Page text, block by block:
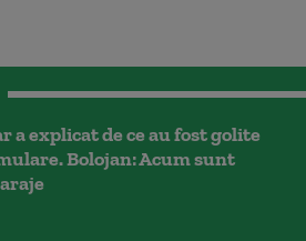
explicat de ce au fost golite
Bolojan: Acum sunt